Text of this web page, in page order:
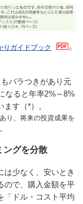
りガイドブック
』
バラつきがあり元
なると年率2%～8%
す（*）。
り、将来の投資成果を
ングを分散
は少なく、安いとき
ので、購入金額を平
「ドル・コスト平均